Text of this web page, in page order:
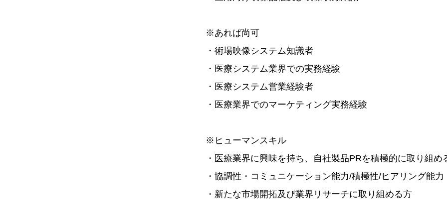
※あれば尚可
・術場映像システム知識者
・医療システム業界での実務経験
・医療システム営業経験者
・医療業界でのマーケティング実務経験
※ヒューマンスキル
・医療業界に興味を持ち、自社製品PRを積極的に取り組め
・協調性・コミュニケーション能力/積極性/ヒアリング能力
・新たな市場開拓及び業界リサーチに取り組める方